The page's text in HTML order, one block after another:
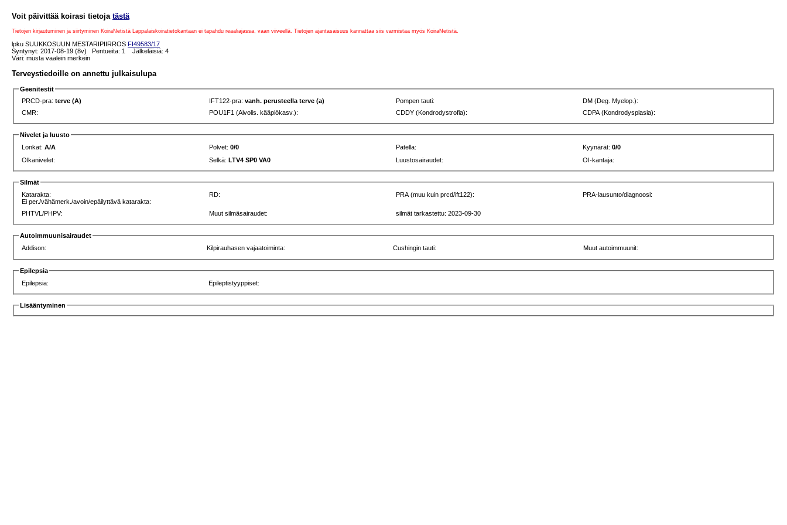
Voit päivittää koirasi tietoja tästä
Tietojen kirjautuminen ja siirtyminen KoiraNetistä Lappalaiskoiratietokantaan ei tapahdu reaaliajassa, vaan viiveellä. Tietojen ajantasaisuus kannattaa siis varmistaa myös KoiraNetistä.
lpku SUUKKOSUUN MESTARIPIIRROS FI49583/17
Syntynyt: 2017-08-19 (8v) Pentueita: 1 Jälkeläisiä: 4
Väri: musta vaalein merkein
Terveystiedoille on annettu julkaisulupa
Geenitestit
PRCD-pra:terve (A) IFT122-pra:vanh. perusteella terve (a) Pompen tauti:
DM (Deg. Myelop.):
CMR:
POU1F1 (Aivolis. kääpiökasv.): CDDY (Kondrodystrofia): CDPA (Kondrodysplasia):
Nivelet ja luusto
Lonkat:A/A Polvet:0/0 Patella: Kyynärät:0/0
Olkanivelet:
Selkä:LTV4 SP0 VA0 Luustosairaudet: OI-kantaja:
Silmät
Katarakta:
Ei per./vähämerk./avoin/epäilyttävä katarakta:
RD: PRA (muu kuin prcd/ift122): PRA-lausunto/diagnoosi:
PHTVL/PHPV: Muut silmäsairaudet: silmät tarkastettu: 2023-09-30
Autoimmuunisairaudet
Addison:
Kilpirauhasen vajaatoiminta: Cushingin tauti: Muut autoimmuunit:
Epilepsia
Epilepsia:
Epileptistyyppiset:
Lisääntyminen